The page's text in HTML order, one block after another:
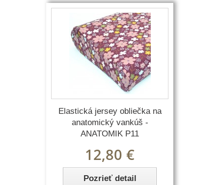
Elastická jersey obliečka na
anatomický vankúš -
ANATOMIK P11
12,80 €
Pozrieť detail